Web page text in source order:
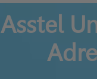
Asstel